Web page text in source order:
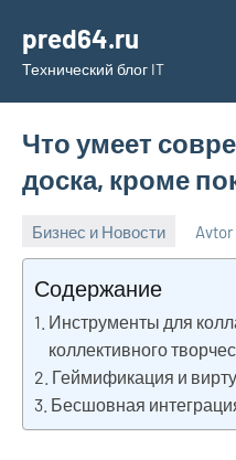
содержимому
pred64.ru
Технический блог IT
Что умеет
доска, кроме
Бизнес и Новости
2026
Avtor
Содержание
Инструменты для
коллективного
Геймификация и
Бесшовная